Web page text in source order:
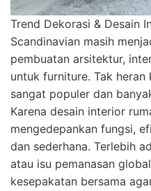
Trend Dekorasi & Desain
Scandinavian masih
pembuatan arsitektur,
untuk furniture. Tak heran
sangat populer dan
Karena desain interior
mengedepankan fungsi,
dan sederhana. Terlebih
atau isu pemanasan
kesepakatan bersama